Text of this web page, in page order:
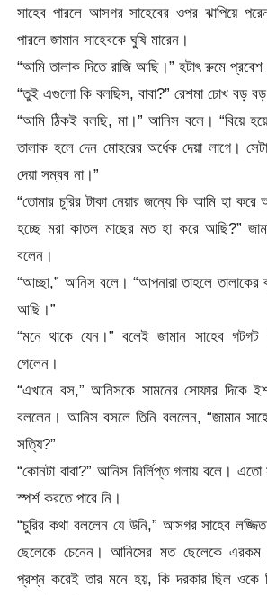
সাহেব পারলে আসগর সাহেবের ওপর ঝাপিয়ে
পারলে জামান সাহেবকে ঘুষি মারেন।
“আমি তালাক দিতে রাজি আছি।” হটাৎ রুমে
“তুই এগুলো কি বলছিস, বাবা?” রেশমা চোখ বড়
“আমি ঠিকই বলছি, মা।” আনিস বলে। “বিয়ে হয়ে
তালাক হলে দেন মোহরের অর্ধেক দেয়া লাগে।
দেয়া সম্বব না।”
“তোমার চুরির টাকা নেয়ার জন্যে কি আমি হা
হচ্ছে মরা কাতল মাছের মত হা করে আছি?”
বলেন।
“আচ্ছা,” আনিস বলে। “আপনারা তাহলে তালাকের
আছি।”
“মনে থাকে যেন।” বলেই জামান সাহেব গটগট
গেলেন।
“এখানে বস,” আনিসকে সামনের সোফার দিকে
বললেন। আনিস বসলে তিনি বললেন, “জামান
সত্যি?”
“কোনটা বাবা?” আনিস নির্লিপ্ত গলায় বলে।
স্পর্শ করতে পারে নি।
“চুরির কথা বললেন যে উনি,” আসগর সাহেব
ছেলেকে চেনেন। আনিসের মত ছেলেকে এরকম
প্রশ্ন করেই তার মনে হয়, কি দরকার ছিল ওকে